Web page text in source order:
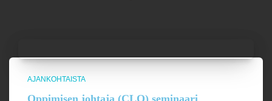
AJANKOHTAISTA
Oppimisen johtaja (CLO) seminaari